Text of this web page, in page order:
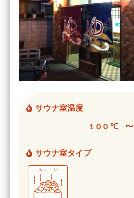
サウナ室温度
100℃ 〜
サウナ室タイプ